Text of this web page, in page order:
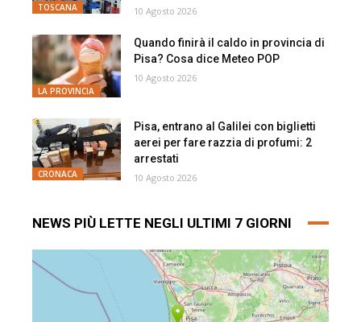
TOSCANA 10 Agosto 2026
LA PROVINCIA
Quando finirà il caldo in provincia di
Pisa? Cosa dice Meteo POP
10 Agosto 2026
CRONACA
Pisa, entrano al Galilei con biglietti
aerei per fare razzia di profumi: 2
arrestati
10 Agosto 2026
NEWS PIÙ LETTE NEGLI ULTIMI 7 GIORNI